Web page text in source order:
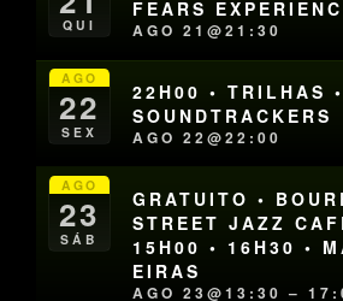
QUI
FEARS
AGO 21@21:30
AGO
22
SEX
22H00 • TRILHAS
SOUNDTRACKERS
AGO 22@22:00
AGO
23
SÁB
GRATUITO •
STREET JAZZ
15H00 • 16H30 •
EIRAS
AGO 23@13:30 –